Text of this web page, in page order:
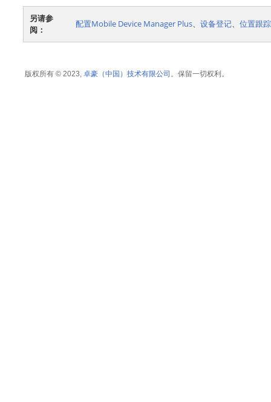
另请参
阅：
配置Mobile Device Manager Plus、 设备登记、 位置跟踪
版权所有 © 2023, 卓豪（中国）技术有限公司 。保留一切权利。